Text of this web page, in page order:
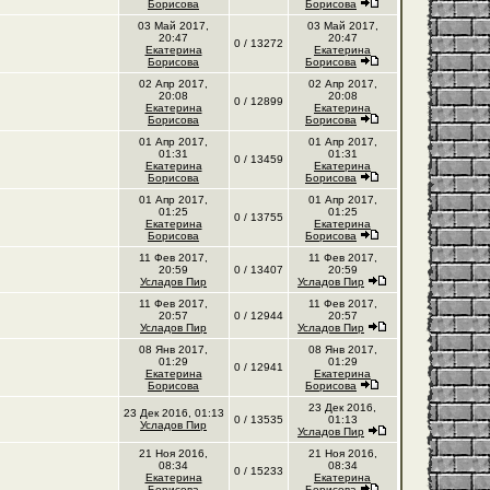
Борисова
Борисова
03 Май 2017,
20:47
Екатерина
Борисова
0 / 13272
03 Май 2017,
20:47
Екатерина
Борисова
02 Апр 2017,
20:08
Екатерина
Борисова
0 / 12899
02 Апр 2017,
20:08
Екатерина
Борисова
01 Апр 2017,
01:31
Екатерина
Борисова
0 / 13459
01 Апр 2017,
01:31
Екатерина
Борисова
01 Апр 2017,
01:25
Екатерина
Борисова
0 / 13755
01 Апр 2017,
01:25
Екатерина
Борисова
11 Фев 2017,
20:59
Усладов Пир
0 / 13407
11 Фев 2017,
20:59
Усладов Пир
11 Фев 2017,
20:57
Усладов Пир
0 / 12944
11 Фев 2017,
20:57
Усладов Пир
08 Янв 2017,
01:29
Екатерина
Борисова
0 / 12941
08 Янв 2017,
01:29
Екатерина
Борисова
23 Дек 2016, 01:13
Усладов Пир
0 / 13535
23 Дек 2016,
01:13
Усладов Пир
21 Ноя 2016,
08:34
Екатерина
0 / 15233
21 Ноя 2016,
08:34
Екатерина